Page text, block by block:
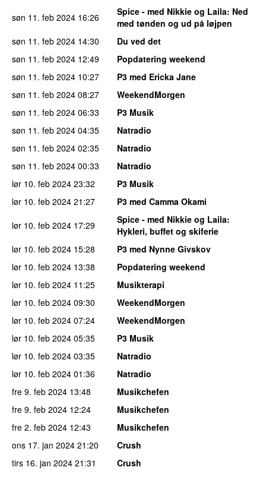
søn 11. feb 2024 16:26 Spice - med Nikkie og Laila: Ned
med tønden og ud på løjpen
søn 11. feb 2024 14:30
Du ved det
søn 11. feb 2024 12:49
Popdatering weekend
søn 11. feb 2024 10:27
P3 med Ericka Jane
søn 11. feb 2024 08:27
WeekendMorgen
søn 11. feb 2024 06:33
P3 Musik
søn 11. feb 2024 04:35
Natradio
søn 11. feb 2024 02:35
Natradio
søn 11. feb 2024 00:33
Natradio
lør 10. feb 2024 23:32
P3 Musik
lør 10. feb 2024 21:27
P3 med Camma Okami
lør 10. feb 2024 17:29 Spice - med Nikkie og Laila:
Hykleri, buffet og skiferie
lør 10. feb 2024 15:28
P3 med Nynne Givskov
lør 10. feb 2024 13:38
Popdatering weekend
lør 10. feb 2024 11:25
Musikterapi
lør 10. feb 2024 09:30
WeekendMorgen
lør 10. feb 2024 07:24
WeekendMorgen
lør 10. feb 2024 05:35
P3 Musik
lør 10. feb 2024 03:35
Natradio
lør 10. feb 2024 01:36
Natradio
fre 9. feb 2024 13:48
Musikchefen
fre 9. feb 2024 12:24
Musikchefen
fre 2. feb 2024 12:43
Musikchefen
ons 17. jan 2024 21:20
Crush
tirs 16. jan 2024 21:31
Crush